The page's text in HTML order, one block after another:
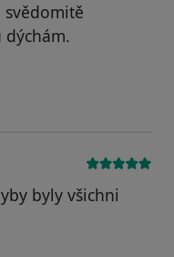
Pacient
byly všichni
Váš účet byl odstraněn